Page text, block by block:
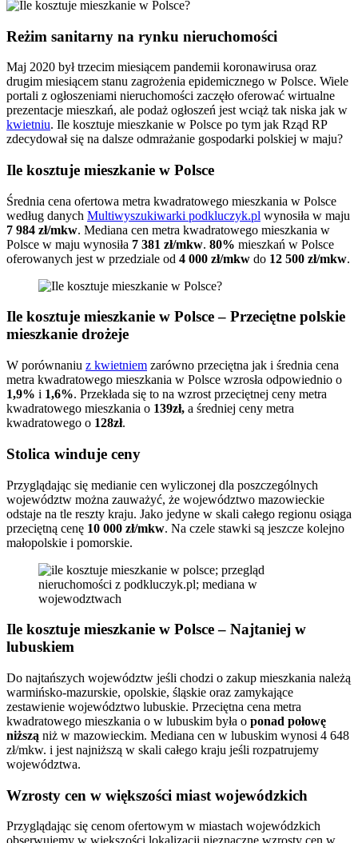
Reżim sanitarny na rynku nieruchomości
Maj 2020 był trzecim miesiącem pandemii koronawirusa oraz
drugim miesiącem stanu zagrożenia epidemicznego w Polsce. Wiele
portali z ogłoszeniami nieruchomości zaczęło oferować wirtualne
prezentacje mieszkań, ale podaż ogłoszeń jest wciąż tak niska jak w
kwietniu. Ile kosztuje mieszkanie w Polsce po tym jak Rząd RP
zdecydował się na dalsze odmrażanie gospodarki polskiej w maju?
Ile kosztuje mieszkanie w Polsce
Średnia cena ofertowa metra kwadratowego mieszkania w Polsce
według danych Multiwyszukiwarki podkluczyk.pl wynosiła w maju
7 984 zł/mkw. Mediana cen metra kwadratowego mieszkania w
Polsce w maju wynosiła 7 381 zł/mkw. 80% mieszkań w Polsce
oferowanych jest w przedziale od 4 000 zł/mkw do 12 500 zł/mkw.
Ile kosztuje mieszkanie w Polsce – Przeciętne polskie
mieszkanie drożeje
W porównaniu z kwietniem zarówno przeciętna jak i średnia cena
metra kwadratowego mieszkania w Polsce wzrosła odpowiednio o
1,9% i 1,6%. Przekłada się to na wzrost przeciętnej ceny metra
kwadratowego mieszkania o 139zł, a średniej ceny metra
kwadratowego o 128zł.
Stolica winduje ceny
Przyglądając się medianie cen wyliczonej dla poszczególnych
województw można zauważyć, że województwo mazowieckie
odstaje na tle reszty kraju. Jako jedyne w skali całego regionu osiąga
przeciętną cenę 10 000 zł/mkw. Na czele stawki są jeszcze kolejno
małopolskie i pomorskie.
Ile kosztuje mieszkanie w Polsce – Najtaniej w
lubuskiem
Do najtańszych województw jeśli chodzi o zakup mieszkania należą
warmińsko-mazurskie, opolskie, śląskie oraz zamykające
zestawienie województwo lubuskie. Przeciętna cena metra
kwadratowego mieszkania o w lubuskim była o ponad połowę
niższą niż w mazowieckim. Mediana cen w lubuskim wynosi 4 648
zł/mkw. i jest najniższą w skali całego kraju jeśli rozpatrujemy
województwa.
Wzrosty cen w większości miast wojewódzkich
Przyglądając się cenom ofertowym w miastach wojewódzkich